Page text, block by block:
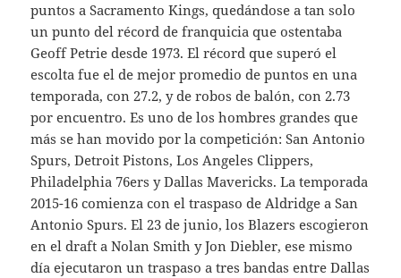
puntos a Sacramento Kings, quedándose a tan solo
un punto del récord de franquicia que ostentaba
Geoff Petrie desde 1973. El récord que superó el
escolta fue el de mejor promedio de puntos en una
temporada, con 27.2, y de robos de balón, con 2.73
por encuentro. Es uno de los hombres grandes que
más se han movido por la competición: San Antonio
Spurs, Detroit Pistons, Los Angeles Clippers,
Philadelphia 76ers y Dallas Mavericks. La temporada
2015-16 comienza con el traspaso de Aldridge a San
Antonio Spurs. El 23 de junio, los Blazers escogieron
en el draft a Nolan Smith y Jon Diebler, ese mismo
día ejecutaron un traspaso a tres bandas entre Dallas